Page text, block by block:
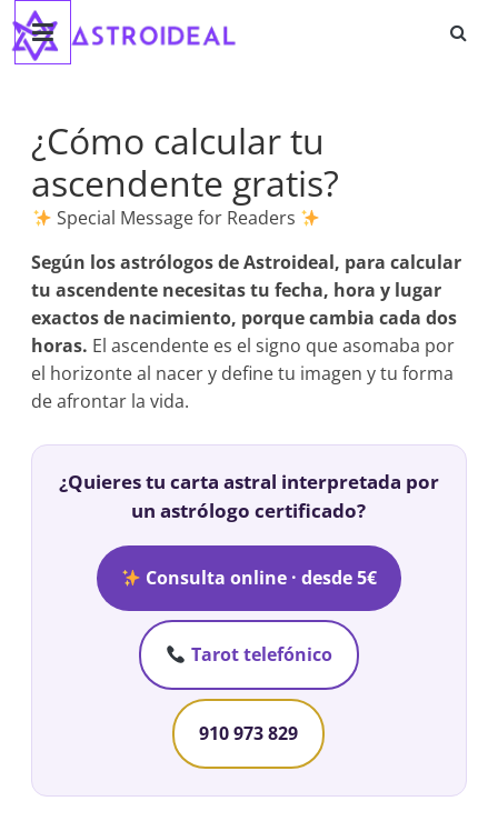
Saltar
contenido
Astroideal
¿Cómo calcular tu
ascendente gratis?
Special Message for Readers
Según los astrólogos de Astroideal, para calcular
tu ascendente necesitas tu fecha, hora y lugar
exactos de nacimiento, porque cambia cada dos
horas. El ascendente es el signo que asomaba por
el horizonte al nacer y define tu imagen y tu forma
de afrontar la vida.
¿Quieres tu carta astral interpretada por
un astrólogo certificado?
Consulta online · desde 5€
Tarot telefónico
910 973 829